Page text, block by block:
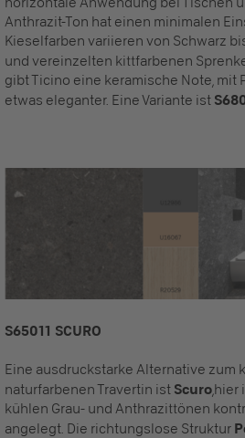
Anthrazit-Ton hat einen minimalen
Kieselfarben variieren von Schwarz
und vereinzelten kittfarbenen
gibt Ticino eine keramische Note, mit
etwas eleganter. Eine Variante ist
S65011 SCURO
Eine ausdruckstarke Alternative zum
naturfarbenen Travertin ist Scuro,hier
kühlen Grau- und Anthrazittönen
angelegt. Die richtungslose Struktur